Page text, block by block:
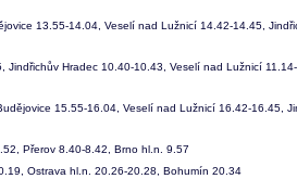
13.55-14.04, Veselí nad Lužnicí 14.42-14.45,
Hradec 10.40-10.43, Veselí nad Lužnicí
15.55-16.04, Veselí nad Lužnicí 16.42-16.45,
Přerov 8.40-8.42, Brno hl.n. 9.57
Ostrava hl.n. 20.26-20.28, Bohumín 20.34